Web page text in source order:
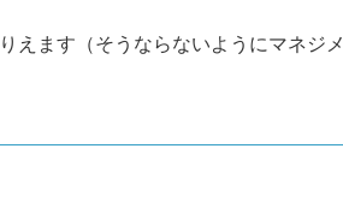
えます（そうならないようにマネジメ